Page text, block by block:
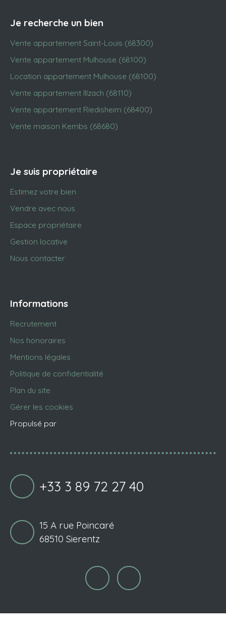
Je recherche un bien
Vente appartement Saint-Louis (68300)
Vente appartement Mulhouse (68100)
Location appartement Mulhouse (68100)
Vente appartement Illzach (68110)
Vente appartement Riedisheim (68400)
Vente maison Kembs (68680)
Je suis propriétaire
Estimez votre bien
Vendre avec nous
Espace propriétaire
Gestion locative
Nous contacter
Informations
Recrutement
Nos honoraires
Mentions légales
Politique de confidentialité
Plan du site
Gérer les cookies
Propulsé par
+33 3 89 72 27 40
15 A rue Poincaré
68510 Sierentz